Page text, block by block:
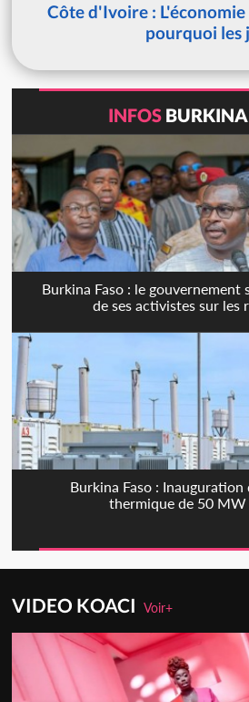
Côte d'Ivoire :
pourquoi les
INFOS
Burkina Faso : le gouvernement
de ses activistes sur les
Burkina Faso :
thermique de 50 MW
VIDEO KOACIVoir+